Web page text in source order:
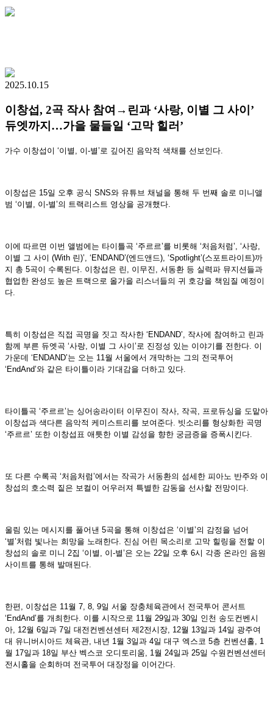
2025.10.15
이창섭, 2곡 작사 참여→린과 ‘사랑, 이별 그 사이’
듀엣까지…가을 물들일 ‘고막 힐러’
가수 이창섭이 ‘이별, 이-별’로 깊어진 음악적 색채를 선보인다.
이창섭은 15일 오후 공식 SNS와 유튜브 채널을 통해 두 번째 솔로 미니앨
범 ‘이별, 이-별’의 트랙리스트 영상을 공개했다.
이에 따르면 이번 앨범에는 타이틀곡 ‘주르르’를 비롯해 ‘처음처럼’, ‘사랑,
이별 그 사이 (With 린)’, ‘ENDAND’(엔드앤드), ‘Spotlight’(스포트라이트)까
지 총 5곡이 수록된다. 이창섭은 린, 이무진, 서동환 등 실력파 뮤지션들과
협업한 완성도 높은 트랙으로 올가을 리스너들의 귀 호강을 책임질 예정이
다.
특히 이창섭은 직접 곡명을 짓고 작사한 ‘ENDAND’, 작사에 참여하고 린과
함께 부른 듀엣곡 ‘사랑, 이별 그 사이’로 진정성 있는 이야기를 전한다. 이
가운데 ‘ENDAND’는 오는 11월 서울에서 개막하는 그의 전국투어
‘EndAnd’와 같은 타이틀이라 기대감을 더하고 있다.
타이틀곡 ‘주르르’는 싱어송라이터 이무진이 작사, 작곡, 프로듀싱을 도맡아
이창섭과 색다른 음악적 케미스트리를 보여준다. 빗소리를 형상화한 곡명
‘주르르’ 또한 이창섭표 애틋한 이별 감성을 향한 궁금증을 증폭시킨다.
또 다른 수록곡 ‘처음처럼’에서는 작곡가 서동환의 섬세한 피아노 반주와 이
창섭의 호소력 짙은 보컬이 어우러져 특별한 감동을 선사할 전망이다.
울림 있는 메시지를 풀어낸 5곡을 통해 이창섭은 ‘이별’의 감정을 넘어
‘별’처럼 빛나는 희망을 노래한다. 진심 어린 목소리로 고막 힐링을 전할 이
창섭의 솔로 미니 2집 ‘이별, 이-별’은 오는 22일 오후 6시 각종 온라인 음원
사이트를 통해 발매된다.
한편, 이창섭은 11월 7, 8, 9일 서울 장충체육관에서 전국투어 콘서트
‘EndAnd’를 개최한다. 이를 시작으로 11월 29일과 30일 인천 송도컨벤시
아, 12월 6일과 7일 대전컨벤션센터 제2전시장, 12월 13일과 14일 광주여
대 유니버시아드 체육관, 내년 1월 3일과 4일 대구 엑스코 5층 컨벤션홀, 1
월 17일과 18일 부산 벡스코 오디토리움, 1월 24일과 25일 수원컨벤션센터
전시홀을 순회하며 전국투어 대장정을 이어간다.